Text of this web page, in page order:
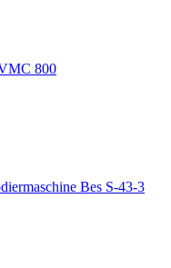
800
Bes S-43-3